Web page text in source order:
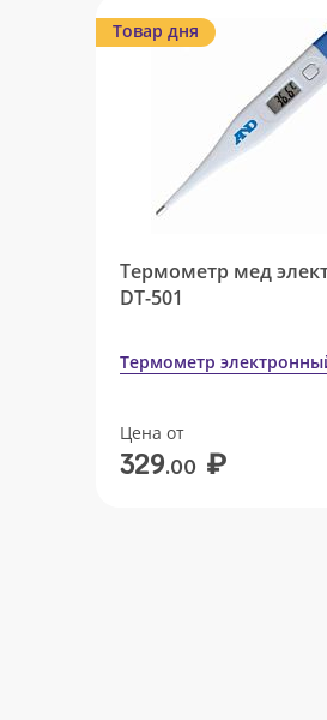
Товар дня
Термометр мед
DT-501
Термометр
Цена от
329.00 ₽